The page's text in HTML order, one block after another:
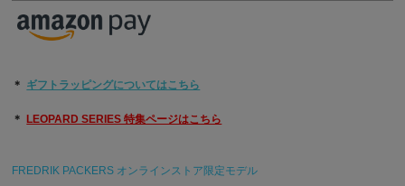
＊ ギフトラッピングについてはこちら
＊ LEOPARD SERIES 特集ページはこちら
FREDRIK PACKERS オンラインストア限定モデル